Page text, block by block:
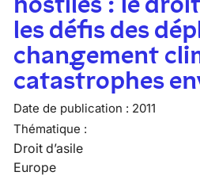
les défis des
changement
catastrophes
Date de publication : 2011
Thématique :
Droit d’asile
Europe